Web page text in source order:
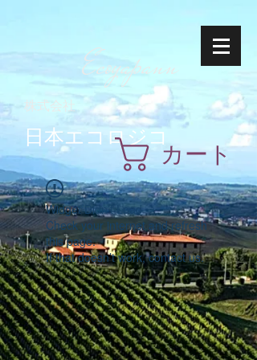
Ecoyapann
株式会社
日本エコロジコカート
Widget Didn’t Load
Check your internet and refresh
this page.
If that doesn’t work, contact us.